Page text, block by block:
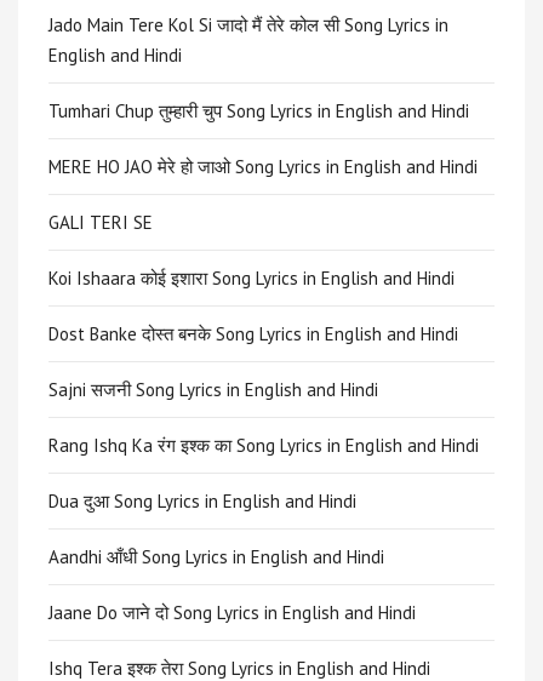
Jado Main Tere Kol Si जादो मैं तेरे कोल सी Song Lyrics in
English and Hindi
Tumhari Chup तुम्हारी चुप Song Lyrics in English and Hindi
MERE HO JAO मेरे हो जाओ Song Lyrics in English and Hindi
GALI TERI SE
Koi Ishaara कोई इशारा Song Lyrics in English and Hindi
Dost Banke दोस्त बनके Song Lyrics in English and Hindi
Sajni सजनी Song Lyrics in English and Hindi
Rang Ishq Ka रंग इश्क का Song Lyrics in English and Hindi
Dua दुआ Song Lyrics in English and Hindi
Aandhi आँधी Song Lyrics in English and Hindi
Jaane Do जाने दो Song Lyrics in English and Hindi
Ishq Tera इश्क तेरा Song Lyrics in English and Hindi